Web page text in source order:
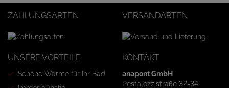
ZAHLUNGSARTEN VERSANDARTEN
UNSERE VORTEILE
Schöne Wärme für Ihr Bad
KONTAKT
anapont GmbH
Pestalozzistraße 32-34